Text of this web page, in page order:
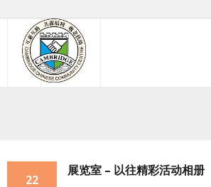
content
展览室 – 以往精彩活动相册
22